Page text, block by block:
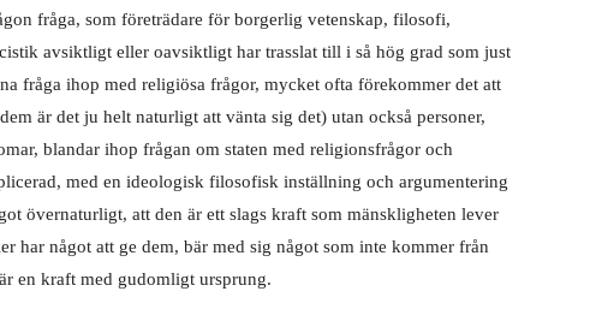
fråga, som företrädare för borgerlig vetenskap, filosofi,
avsiktligt eller oavsiktligt har trasslat till i så hög grad som just
fråga ihop med religiösa frågor, mycket ofta förekommer det att
är det ju helt naturligt att vänta sig det) utan också personer,
blandar ihop frågan om staten med religionsfrågor och
med en ideologisk filosofisk inställning och argumentering
övernaturligt, att den är ett slags kraft som mänskligheten lever
har något att ge dem, bär med sig något som inte kommer från
en kraft med gudomligt ursprung.